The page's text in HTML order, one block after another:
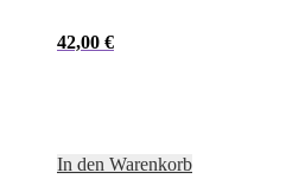
42,00 €
In den Warenkorb